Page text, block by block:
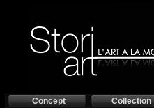
Concept Collection